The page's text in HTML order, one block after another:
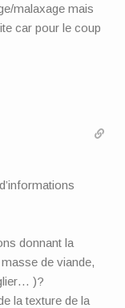
malaxage mais
car pour le coup
donnant la
de viande,
)?
la texture de la